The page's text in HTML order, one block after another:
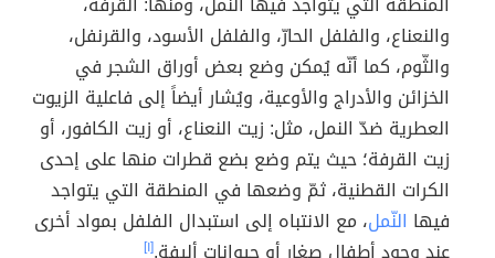
والنعناع، والفلفل الحارّ، والفلفل الأسود، والقرنفل،
والثّوم، كما أنّه يُمكن وضع بعض أوراق الشجر في
الخزائن والأدراج والأوعية، ويُشار أيضاً إلى فاعلية الزيوت
العطرية ضدّ النمل، مثل: زيت النعناع، أو زيت الكافور، أو
زيت القرفة؛ حيث يتم وضع بضع قطرات منها على إحدى
الكرات القطنية، ثمّ وضعها في المنطقة التي يتواجد
فيها النّمل، مع الانتباه إلى استبدال الفلفل بمواد أخرى
[١]